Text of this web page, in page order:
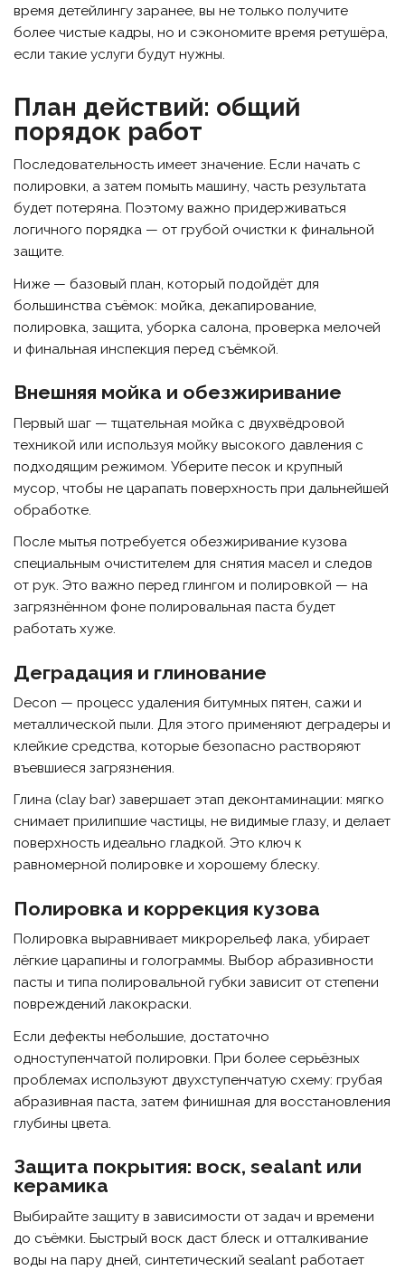
время детейлингу заранее, вы не только получите
более чистые кадры, но и сэкономите время ретушёра,
если такие услуги будут нужны.
План действий: общий
порядок работ
Последовательность имеет значение. Если начать с
полировки, а затем помыть машину, часть результата
будет потеряна. Поэтому важно придерживаться
логичного порядка — от грубой очистки к финальной
защите.
Ниже — базовый план, который подойдёт для
большинства съёмок: мойка, декапирование,
полировка, защита, уборка салона, проверка мелочей
и финальная инспекция перед съёмкой.
Внешняя мойка и обезжиривание
Первый шаг — тщательная мойка с двухвёдровой
техникой или используя мойку высокого давления с
подходящим режимом. Уберите песок и крупный
мусор, чтобы не царапать поверхность при дальнейшей
обработке.
После мытья потребуется обезжиривание кузова
специальным очистителем для снятия масел и следов
от рук. Это важно перед глингом и полировкой — на
загрязнённом фоне полировальная паста будет
работать хуже.
Деградация и глинование
Decon — процесс удаления битумных пятен, сажи и
металлической пыли. Для этого применяют деградеры и
клейкие средства, которые безопасно растворяют
въевшиеся загрязнения.
Глина (clay bar) завершает этап деконтаминации: мягко
снимает прилипшие частицы, не видимые глазу, и делает
поверхность идеально гладкой. Это ключ к
равномерной полировке и хорошему блеску.
Полировка и коррекция кузова
Полировка выравнивает микрорельеф лака, убирает
лёгкие царапины и голограммы. Выбор абразивности
пасты и типа полировальной губки зависит от степени
повреждений лакокраски.
Если дефекты небольшие, достаточно
одноступенчатой полировки. При более серьёзных
проблемах используют двухступенчатую схему: грубая
абразивная паста, затем финишная для восстановления
глубины цвета.
Защита покрытия: воск, sealant или
керамика
Выбирайте защиту в зависимости от задач и времени
до съёмки. Быстрый воск даст блеск и отталкивание
воды на пару дней, синтетический sealant работает